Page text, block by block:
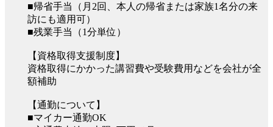
■帰省手当（月2回、本人の帰省または家族1名分の来
訪にも適用可）
■残業手当（1分単位）
【資格取得支援制度】
資格取得にかかった講習費や受験費用などを会社が全
額補助
【通勤について】
■マイカー通勤OK